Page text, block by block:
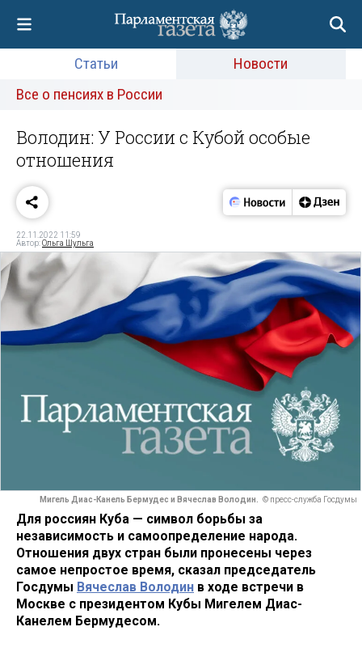
Статьи
Новости
Все о пенсиях в России
Володин: У России с Кубой особые
отношения
22.11.2022 11:59
Автор:Ольга Шульга
Мигель Диас-Канель Бермудес и Вячеслав Володин. © пресс-служба Госдумы
Для россиян Куба — символ борьбы за
независимость и самоопределение народа.
Отношения двух стран были пронесены через
самое непростое время, сказал председатель
Госдумы Вячеслав Володин в ходе встречи в
Москве с президентом Кубы Мигелем Диас-
Канелем Бермудесом.